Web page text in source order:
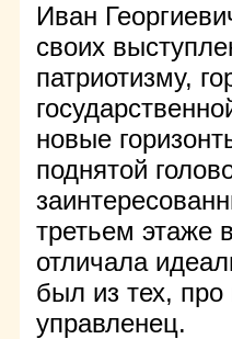
Иван
своих
патриотизму,
новые
поднятой
третьем этаже
отличала
был из тех, про
управленец.